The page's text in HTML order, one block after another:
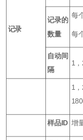
记录
记录的
数量
每
每
自动间
隔
1
1
样品ID 增